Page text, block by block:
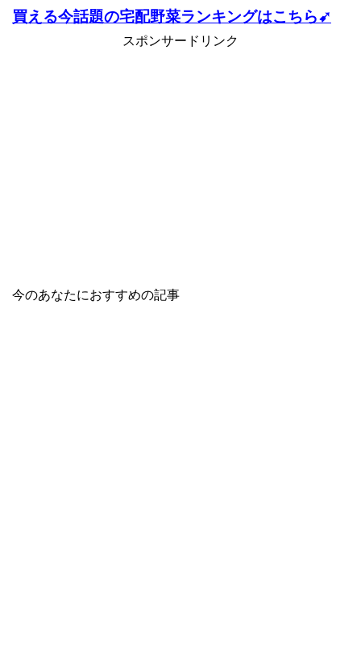
買える今話題の宅配野菜ランキングはこちら➹
スポンサードリンク
今のあなたにおすすめの記事